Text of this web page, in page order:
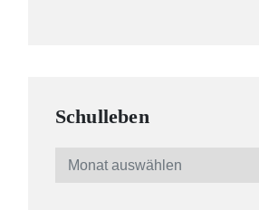
Schulleben
Schulleben